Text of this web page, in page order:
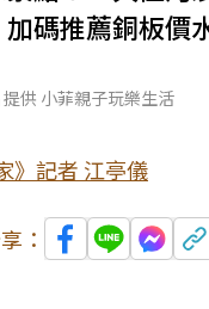
碼推薦銅板價
提供 小菲親子玩樂生活
》記者 江亭儀
：